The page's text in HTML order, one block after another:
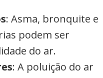
: Asma, bronquite e
podem ser
do ar.
: A poluição do ar